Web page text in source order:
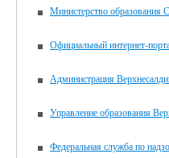
Министерство образования
Официальный интернет-
Администрация
Управление образования
Федеральная служба по